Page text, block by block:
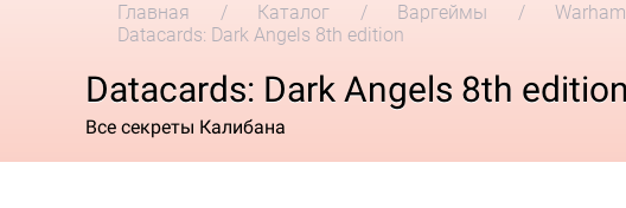
Главная Каталог Варгеймы
Datacards: Dark Angels 8th edition
Datacards: Dark Angels 8th edition
Все секреты Калибана